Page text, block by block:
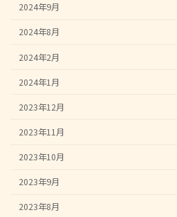
2024年9月
2024年8月
2024年2月
2024年1月
2023年12月
2023年11月
2023年10月
2023年9月
2023年8月